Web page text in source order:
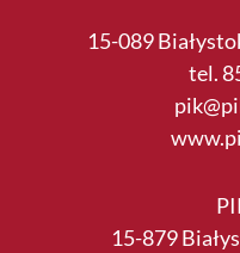
15-089
tel.
15-879